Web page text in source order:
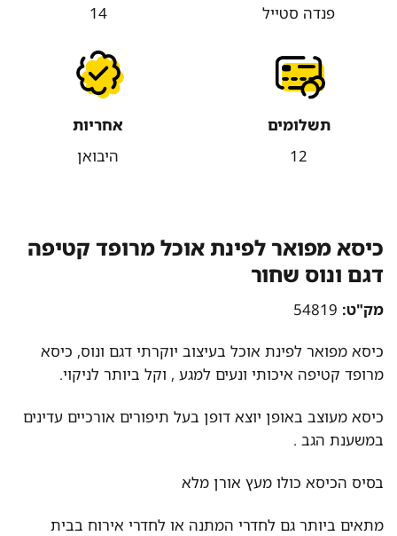
פנדה סטייל
14
תשלומים
12
אחריות
היבואן
כיסא מפואר לפינת אוכל מרופד קטיפה
דגם ונוס שחור
מק"ט:54819
כיסא מפואר לפינת אוכל בעיצוב יוקרתי דגם ונוס, כיסא
מרופד קטיפה איכותי ונעים למגע , וקל ביותר לניקוי.
כיסא מעוצב באופן יוצא דופן בעל תיפורים אורכיים עדינים
במשענת הגב .
בסיס הכיסא כולו מעץ אורן מלא
מתאים ביותר גם לחדרי המתנה או לחדרי אירוח בבית